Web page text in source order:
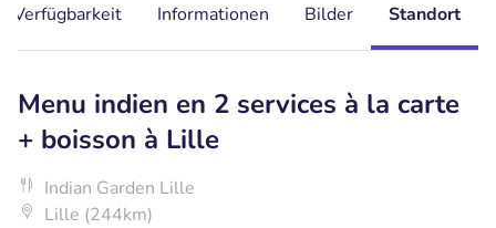
Verfügbarkeit Informationen Bilder Standort
Menu indien en 2 services à la carte
+ boisson à Lille
Indian Garden Lille
Lille (244km)